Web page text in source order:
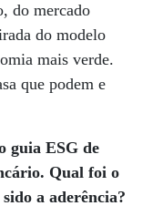
do mercado
do modelo
mais verde.
que podem e
guia ESG de
Qual foi o
a aderência?